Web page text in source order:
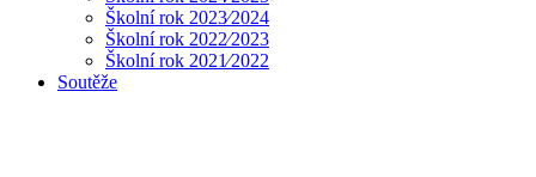
Školní rok 2023⁄2024
Školní rok 2022⁄2023
Školní rok 2021⁄2022
Soutěže